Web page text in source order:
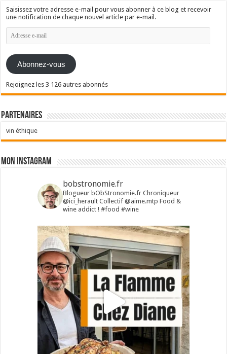
Saisissez votre adresse e-mail pour vous abonner à ce blog et recevoir
une notification de chaque nouvel article par e-mail.
Adresse
e-
Abonnez-vous
Rejoignez les 3 126 autres abonnés
Partenaires
vin éthique
Mon Instagram
bobstronomie.fr
Blogueur bObStronomie.fr Chroniqueur
@ici_heraultCollectif @aime.mtp Food &
wine addict !#food #wine